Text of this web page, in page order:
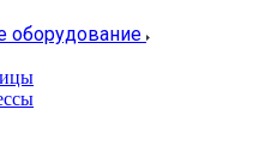
оборудование